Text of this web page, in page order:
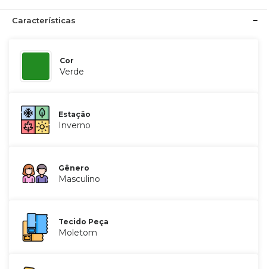
Características
Cor
Verde
Estação
Inverno
Gênero
Masculino
Tecido Peça
Moletom